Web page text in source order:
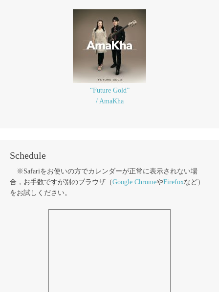
“Future Gold”
/ AmaKha
Schedule
※Safariをお使いの方でカレンダーが正常に表示されない場
合，お手数ですが別のブラウザ（Google ChromeやFirefoxなど）
をお試しください。